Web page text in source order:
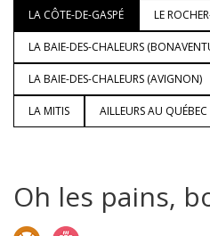
LA CÔTE-DE-GASPÉ LE
LA BAIE-DES-CHALEURS
LA BAIE-DES-CHALEURS (AVIGNON)
LA MITIS AILLEURS AU QUÉBEC
Oh les pains,